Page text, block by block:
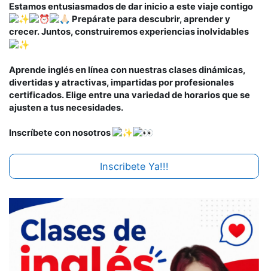
Estamos entusiasmados de dar inicio a este viaje contigo
Prepárate para descubrir, aprender y
crecer. Juntos, construiremos experiencias inolvidables
Aprende inglés en línea con nuestras clases dinámicas,
divertidas y atractivas, impartidas por profesionales
certificados. Elige entre una variedad de horarios que se
ajusten a tus necesidades.
Inscríbete con nosotros
Inscribete Ya!!!